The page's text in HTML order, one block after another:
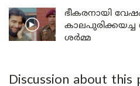
ഭീകരനായി
ശർമ്മ
Discussion about this